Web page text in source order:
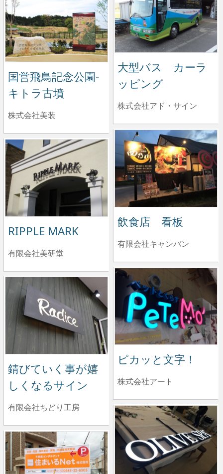
大型バス カーラ
ッピング
株式会社アド・サイン
国営飛鳥記念公園-
キトラ古墳
株式会社美装
飲食店 看板
有限会社キャンバン
RIPPLE MARK
有限会社美研堂
ピカッと文字！
株式会社アート
錆びていく事が嬉
しくなるサイン
有限会社ちどり工房